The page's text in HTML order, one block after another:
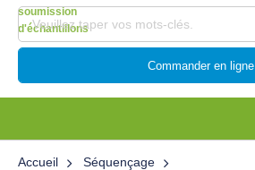
Commander en ligne
Accueil
Séquençage